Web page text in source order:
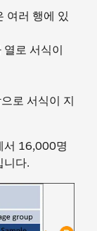
여러 행에 있
로 서식이
로 서식이 지
서 16,000명
니다.